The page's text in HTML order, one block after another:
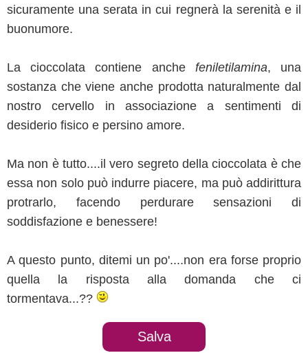
sicuramente una serata in cui regnerà la serenità e il
buonumore.
La cioccolata contiene anche feniletilamina, una
sostanza che viene anche prodotta naturalmente dal
nostro cervello in associazione a sentimenti di
desiderio fisico e persino amore.
Ma non è tutto....il vero segreto della cioccolata è che
essa non solo può indurre piacere, ma può addirittura
protrarlo, facendo perdurare sensazioni di
soddisfazione e benessere!
A questo punto, ditemi un po'....non era forse proprio
quella la risposta alla domanda che ci
tormentava...??
Salva